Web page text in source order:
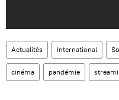
Actualités International
cinéma pandémie